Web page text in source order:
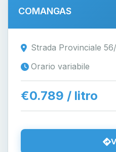
COMANGAS
Strada Provinciale
Orario variabile
€0.789 / litro